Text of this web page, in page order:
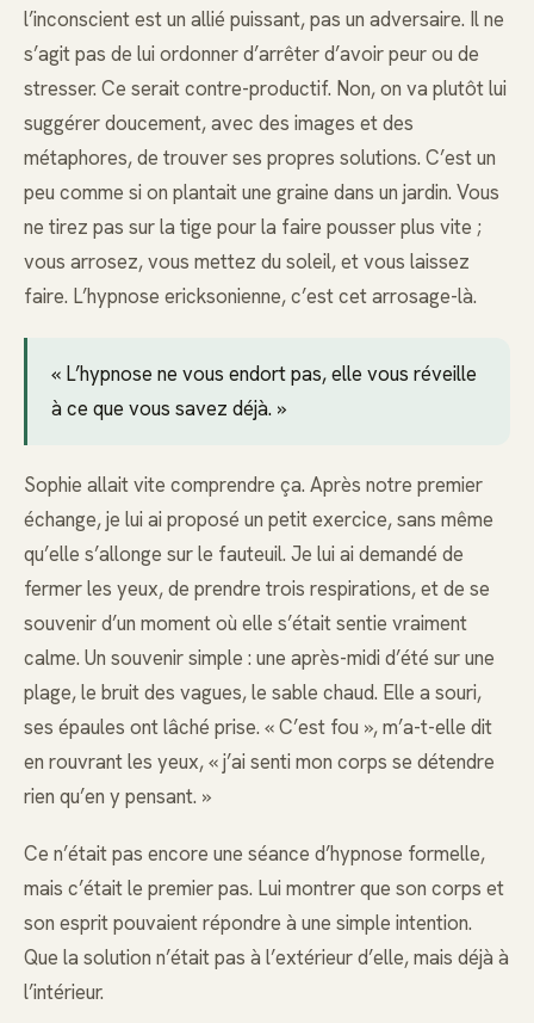
l’inconscient est un allié puissant, pas un adversaire. Il ne
s’agit pas de lui ordonner d’arrêter d’avoir peur ou de
stresser. Ce serait contre-productif. Non, on va plutôt lui
suggérer doucement, avec des images et des
métaphores, de trouver ses propres solutions. C’est un
peu comme si on plantait une graine dans un jardin. Vous
ne tirez pas sur la tige pour la faire pousser plus vite ;
vous arrosez, vous mettez du soleil, et vous laissez
faire. L’hypnose ericksonienne, c’est cet arrosage-là.
« L’hypnose ne vous endort pas, elle vous réveille
à ce que vous savez déjà. »
Sophie allait vite comprendre ça. Après notre premier
échange, je lui ai proposé un petit exercice, sans même
qu’elle s’allonge sur le fauteuil. Je lui ai demandé de
fermer les yeux, de prendre trois respirations, et de se
souvenir d’un moment où elle s’était sentie vraiment
calme. Un souvenir simple : une après-midi d’été sur une
plage, le bruit des vagues, le sable chaud. Elle a souri,
ses épaules ont lâché prise. « C’est fou », m’a-t-elle dit
en rouvrant les yeux, « j’ai senti mon corps se détendre
rien qu’en y pensant. »
Ce n’était pas encore une séance d’hypnose formelle,
mais c’était le premier pas. Lui montrer que son corps et
son esprit pouvaient répondre à une simple intention.
Que la solution n’était pas à l’extérieur d’elle, mais déjà à
l’intérieur.